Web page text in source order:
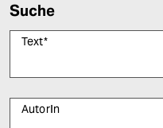
Suche
Text*
AutorIn